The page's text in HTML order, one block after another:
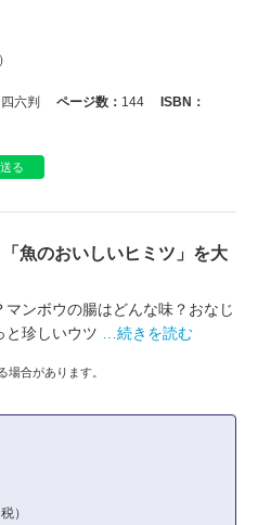
四六判 ページ数： 144
ISBN：
送る
魚のおいしいヒミツ」を大
ンボウの腸はどんな味？おなじ
と珍しいウツ
…続きを読む
合があります。
）